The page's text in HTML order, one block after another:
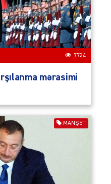
7724
mərasimi
MANŞET